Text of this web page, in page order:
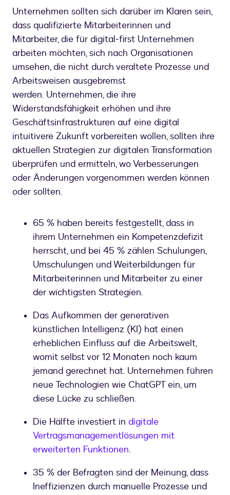
Digital
Maturity
Report
Unternehmen sollten sich darüber im Klaren sein,
dass qualifizierte Mitarbeiterinnen und
Mitarbeiter, die für digital-first Unternehmen
arbeiten möchten, sich nach Organisationen
umsehen, die nicht durch veraltete Prozesse und
Arbeitsweisen ausgebremst
werden. Unternehmen, die ihre
Widerstandsfähigkeit erhöhen und ihre
Geschäftsinfrastrukturen auf eine digital
intuitivere Zukunft vorbereiten wollen, sollten ihre
aktuellen Strategien zur digitalen Transformation
überprüfen und ermitteln, wo Verbesserungen
oder Änderungen vorgenommen werden können
oder sollten.
65 % haben bereits festgestellt, dass in
ihrem Unternehmen ein Kompetenzdefizit
herrscht, und bei 45 % zählen Schulungen,
Umschulungen und Weiterbildungen für
Mitarbeiterinnen und Mitarbeiter zu einer
der wichtigsten Strategien.
Das Aufkommen der generativen
künstlichen Intelligenz (KI) hat einen
erheblichen Einfluss auf die Arbeitswelt,
womit selbst vor 12 Monaten noch kaum
jemand gerechnet hat. Unternehmen führen
neue Technologien wie ChatGPT ein, um
diese Lücke zu schließen.
Die Hälfte investiert in digitale
Vertragsmanagementlösungen mit
erweiterten Funktionen.
35 % der Befragten sind der Meinung, dass
Ineffizienzen durch manuelle Prozesse und